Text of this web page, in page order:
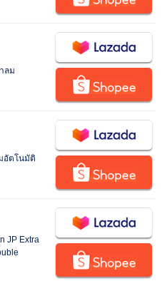
ลม
อัตโนมัติ
JP Extra